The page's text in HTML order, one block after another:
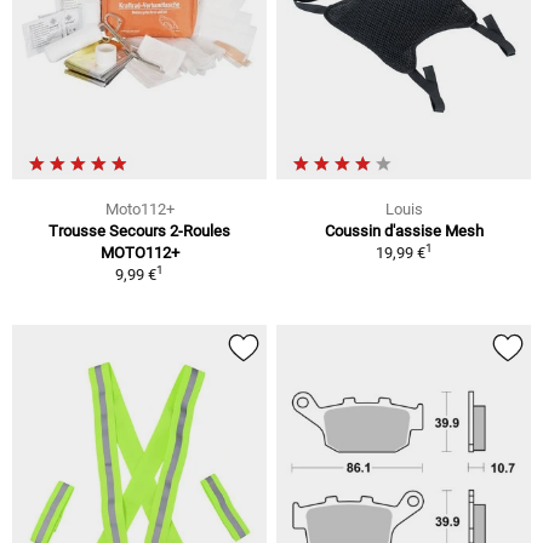
Moto112+
Trousse Secours 2-Roules
MOTO112+
9,99 €1
Louis
Coussin d'assise Mesh
19,99 €1